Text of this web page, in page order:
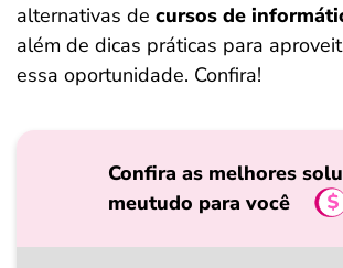
alternativas de cursos de
além de dicas práticas para
essa oportunidade. Confira!
Confira as melhores
meutudo para você